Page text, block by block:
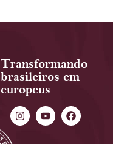
Transformando
brasileiros em
europeus